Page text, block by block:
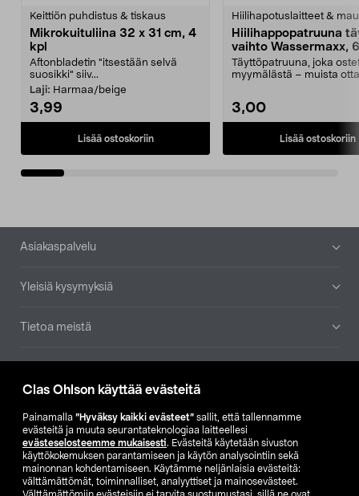
Clas Ohlson käyttää evästeitä
Painamalla ”Hyväksy kaikki evästeet” sallit, että tallennamme
evästeitä ja muuta seurantateknologiaa laitteellesi
evästeselosteemme mukaisesti. Evästeitä käytetään sivuston
käyttökokemuksen parantamiseen ja käytön analysointiin sekä
mainonnan kohdentamiseen. Käytämme neljänlaisia evästeitä:
välttämättömät, toiminnalliset, analyyttiset ja mainosevästeet.
Keittiön puhdistus & tiskaus
Mikrokuituliina 32 x 31 cm, 4
kpl
Aftonbladetin "itsestään selvä
suosikki" siiv...
Laji: Harmaa/beige
3,99
Lisää ostoskoriin
Hiilihapotuslaitteet &
Hiilihappopatruuna
vaihto Wassermaxx,
Täyttöpatruuna, joka
myymälästä – muista
3,00
Lisää ostoskoriin
Alatunniste
Asiakaspalvelu
Yleisiä kysymyksiä
Tietoa meistä
Etsi myymälä
SE NO FI